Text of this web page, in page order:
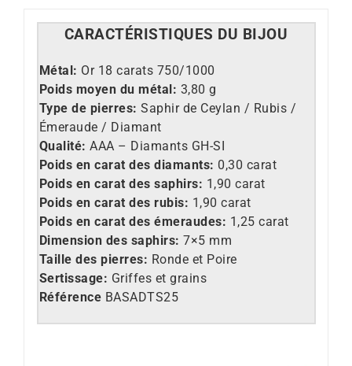
CARACTÉRISTIQUES DU BIJOU
Métal: Or 18 carats 750/1000
Poids moyen du métal: 3,80 g
Type de pierres: Saphir de Ceylan / Rubis /
Émeraude / Diamant
Qualité: AAA – Diamants GH-SI
Poids en carat des diamants: 0,30 carat
Poids en carat des saphirs: 1,90 carat
Poids en carat des rubis: 1,90 carat
Poids en carat des émeraudes: 1,25 carat
Dimension des saphirs: 7×5 mm
Taille des pierres: Ronde et Poire
Sertissage: Griffes et grains
Référence BASADTS25